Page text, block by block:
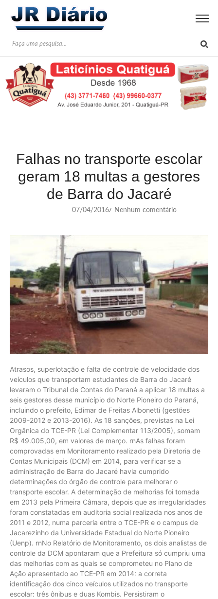
Falhas no transporte escolar
geram 18 multas a gestores
de Barra do Jacaré
07/04/2016/ Nenhum comentário
Atrasos, superlotação e falta de controle de velocidade dos
veículos que transportam estudantes de Barra do Jacaré
levaram o Tribunal de Contas do Paraná a aplicar 18 multas a
seis gestores desse município do Norte Pioneiro do Paraná,
incluindo o prefeito, Edimar de Freitas Albonetti (gestões
2009-2012 e 2013-2016). As 18 sanções, previstas na Lei
Orgânica do TCE-PR (Lei Complementar 113/2005), somam
R$ 49.005,00, em valores de março. rnAs falhas foram
comprovadas em Monitoramento realizado pela Diretoria de
Contas Municipais (DCM) em 2014, para verificar se a
administração de Barra do Jacaré havia cumprido
determinações do órgão de controle para melhorar o
transporte escolar. A determinação de melhorias foi tomada
em 2013 pela Primeira Câmara, depois que as irregularidades
foram constatadas em auditoria social realizada nos anos de
2011 e 2012, numa parceria entre o TCE-PR e o campus de
Jacarezinho da Universidade Estadual do Norte Pioneiro
(Uenp). rnNo Relatório de Monitoramento, os dois analistas de
controle da DCM apontaram que a Prefeitura só cumpriu uma
das melhorias com as quais se comprometeu no Plano de
Ação apresentado ao TCE-PR em 2014: a correta
identificação dos cinco veículos utilizados no transporte
escolar: três ônibus e duas Kombis. Persistiram o